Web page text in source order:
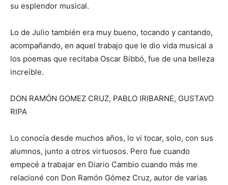
su esplendor musical.
Lo de Julio también era muy bueno, tocando y cantando,
acompañando, en aquel trabajo que le dio vida musical a
los poemas que recitaba Oscar Bibbó, fue de una belleza
increíble.
DON RAMÓN GOMEZ CRUZ, PABLO IRIBARNE, GUSTAVO
RIPA
Lo conocía desde muchos años, lo vi tocar, solo, con sus
alumnos, junto a otros virtuosos. Pero fue cuando
empecé a trabajar en Diario Cambio cuando más me
relacioné con Don Ramón Gómez Cruz, autor de varias